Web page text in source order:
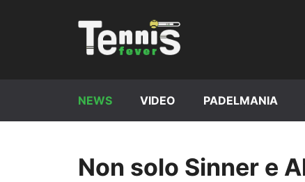
NEWS VIDEO PADELMANIA
Non solo Sinner e